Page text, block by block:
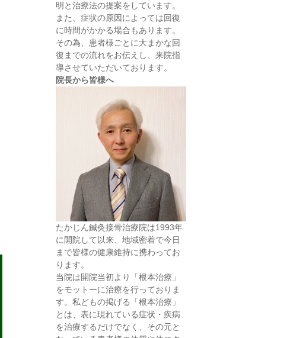
明と治療法の提案をしています。
また、症状の原因によっては回復
に時間がかかる場合もあります。
その為、患者様ごとに大まかな回
復までの流れをお伝えし、来院指
導させていただいております。
院長から皆様へ
たかじん鍼灸接骨治療院は1993年
に開院して以来、地域密着で今日
まで皆様の健康維持に携わってお
ります。
当院は開院当初より「根本治療」
をモットーに治療を行っておりま
す。私どもの掲げる「根本治療」
とは、表に現れている症状・疾病
を治療するだけでなく、その元と